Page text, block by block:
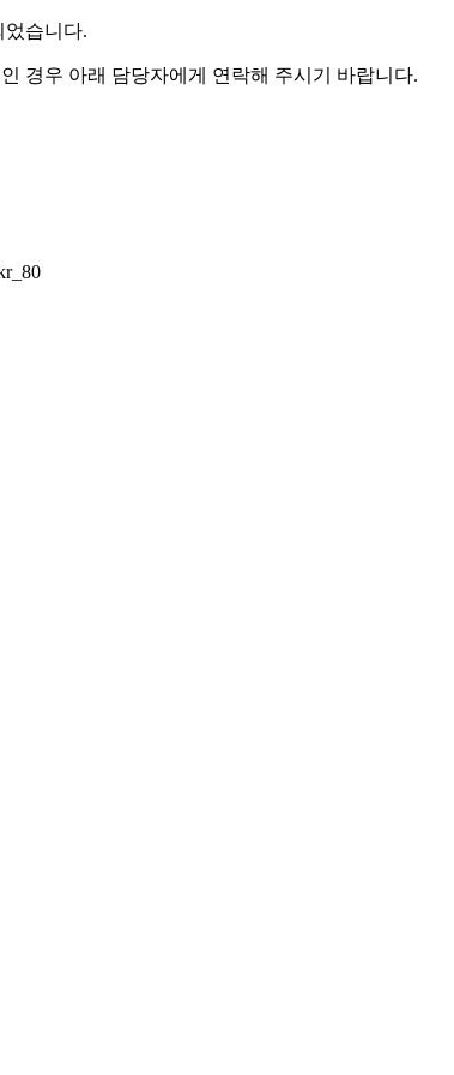
었습니다.
경우 아래 담당자에게 연락해 주시기 바랍니다.